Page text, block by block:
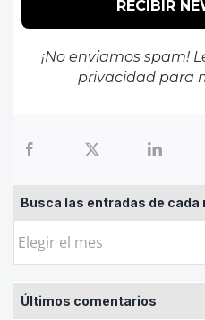
¡No enviamos spam!
privacidadpara
Busca las entradas de cada
Busca
entradas
de
Últimos comentarios